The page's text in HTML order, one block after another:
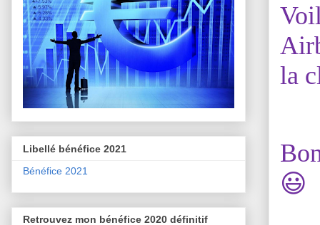
la
😃
Libellé bénéfice 2021
Bénéfice 2021
Retrouvez mon bénéfice 2020 définitif